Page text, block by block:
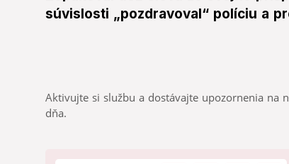
súvislosti „pozdravoval“ políciu a
Aktivujte si službu a dostávajte upozornenia na
dňa.